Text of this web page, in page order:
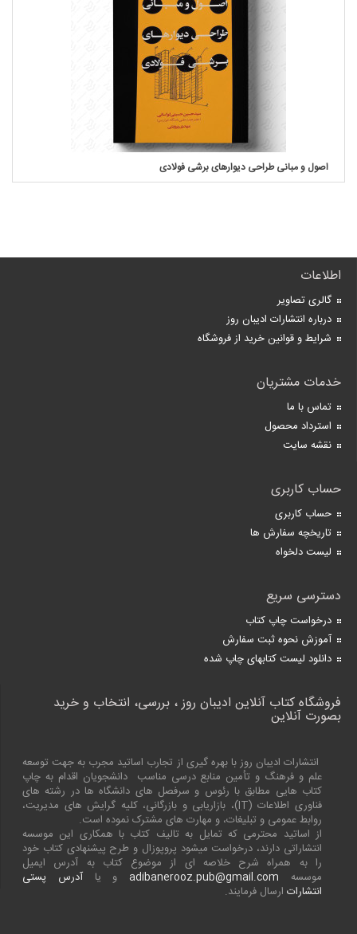
اصول و مبانی طراحی دیوارهای برشی فولادی
اطلاعات
گالری تصاویر
درباره انتشارات ادیبان روز
شرایط و قوانین خرید از فروشگاه
خدمات مشتریان
تماس با ما
استرداد محصول
نقشه سایت
حساب کاربری
حساب کاربری
تاریخچه سفارش ها
لیست دلخواه
دسترسی سریع
درخواست چاپ کتاب
آموزش نحوه ثبت سفارش
دانلود لیست کتابهای چاپ شده
فروشگاه کتاب آنلاین ادیبان روز ، بررسی، انتخاب و خرید
بصورت آنلاین
انتشارات ادیبان روز با بهره گیری از تجارب اساتید مجرب به جهت توسعه
علم و فرهنگ و تأمین منابع درسی مناسب دانشجویان اقدام به چاپ
کتاب هایی مطابق با رئوس و سرفصل های دانشگاه ها در رشته های
فناوری اطلاعات (IT)، بازاریابی و بازرگانی، کلیه گرایش های مدیریت،
روابط عمومی و تبلیغات، و مهارت های مشترک نموده است.
از اساتید محترمی که تمایل به تالیف کتاب با همکاری این موسسه
انتشاراتی دارند، درخواست میشود پروپوزال و طرح پیشنهادی کتاب خود
را به همراه شرح خلاصه ای از موضوع کتاب به آدرس ایمیل
موسسه adibanerooz.pub@gmail.comو یاآدرس پستی
انتشارات ارسال فرمایند.